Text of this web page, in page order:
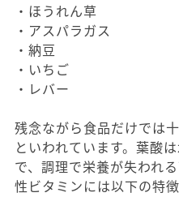
・ほうれん草
・アスパラガス
・納豆
・いちご
・レバー
残念ながら食品だけでは
といわれています。葉酸
で、調理で栄養が失われ
性ビタミンには以下の特徴